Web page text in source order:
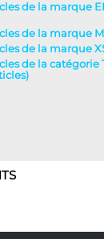
de la marque
de la marque
de la marque
de la catégorie